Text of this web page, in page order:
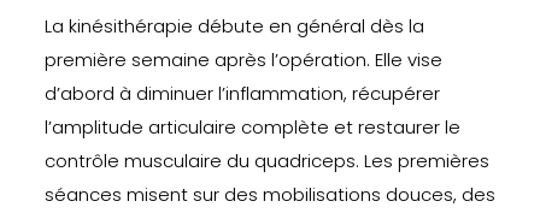
La kinésithérapie débute en général dès la
première semaine après l’opération. Elle vise
d’abord à diminuer l’inflammation, récupérer
l’amplitude articulaire complète et restaurer le
contrôle musculaire du quadriceps. Les premières
séances misent sur des mobilisations douces, des